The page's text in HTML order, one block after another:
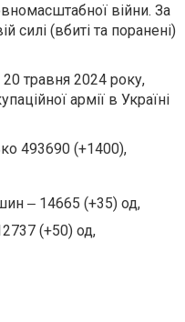
війни. За
силі (вбиті та поранені)
травня 2024 року,
армії в Україні
493690 (+1400),
‒ 14665 (+35) од,
(+50) од,